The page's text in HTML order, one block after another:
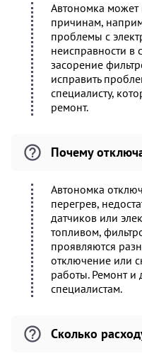
Автономка может
причинам,
проблемы с
неисправности в
засорение
исправить
специалисту,
ремонт.
Почему
Автономка
перегрев,
датчиков или
топливом,
проявляются
отключение или
работы. Ремонт и
специалистам.
Сколько